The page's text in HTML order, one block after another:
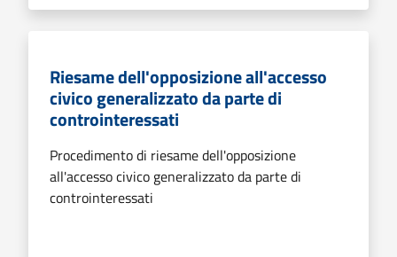
Riesame dell'opposizione all'accesso
civico generalizzato da parte di
controinteressati
Procedimento di riesame dell'opposizione
all'accesso civico generalizzato da parte di
controinteressati